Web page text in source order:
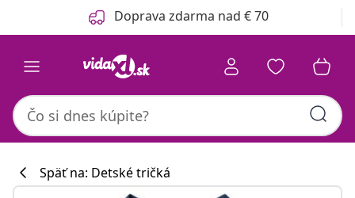
Predchádzajúce Doprava zdarma nad € 70
Späť na: Detské tričká